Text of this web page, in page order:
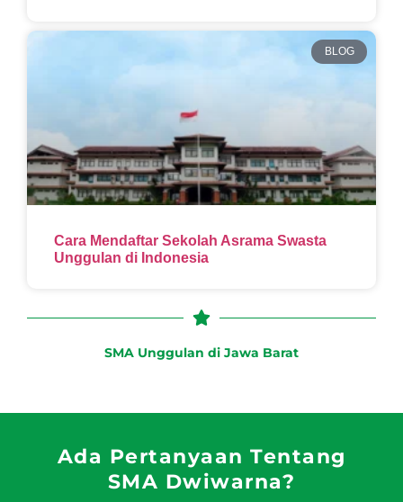
BLOG
Cara Mendaftar Sekolah Asrama Swasta
Unggulan di Indonesia
SMA Unggulan di Jawa Barat
Ada Pertanyaan Tentang
SMA Dwiwarna?